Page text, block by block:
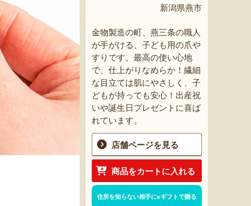
新潟県燕市
金物製造の町、燕三条の職人
が手がける、子ども用の爪や
すりです。最高の使い心地
で、仕上がりなめらか！繊細
な目立ては肌にやさしく、子
どもが持っても安心！出産祝
いや誕生日プレゼントに喜ば
れています。
店舗ページを見る
商品をカートに入れる
住所を知らない相手にeギフトで贈る